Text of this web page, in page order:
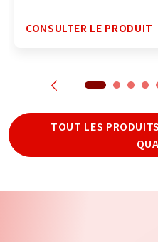
CONSULTER LE PRODUIT
TOUT LES